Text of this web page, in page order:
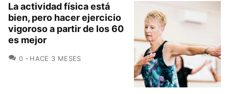
La actividad física está
bien, pero hacer ejercicio
vigoroso a partir de los 60
es mejor
0 COMENTARIOS
HACE 3 MESES